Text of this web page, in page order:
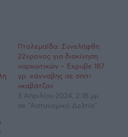
Πτολεμαΐδα: Συνελήφθη
22χρονος για διακίνηση
ναρκωτικών – Έκρυβε 187
γρ. κάνναβης σε σπίτι
«καβάτζα»
3 Απριλίου 2024, 2:18 μμ
σε "Αστυνομικό Δελτίο"